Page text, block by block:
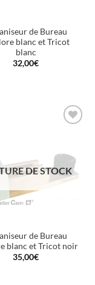
de Bureau
blanc et Tricot
blanc
32,00€
DE STOCK
de Bureau
blanc et Tricot noir
35,00€